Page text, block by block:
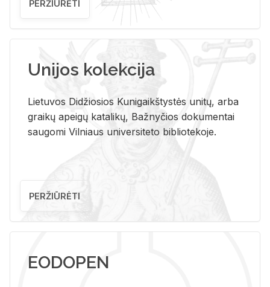
PERŽIŪRĖTI
Unijos kolekcija
Lietuvos Didžiosios Kunigaikštystės unitų, arba
graikų apeigų katalikų, Bažnyčios dokumentai
saugomi Vilniaus universiteto bibliotekoje.
PERŽIŪRĖTI
EODOPEN